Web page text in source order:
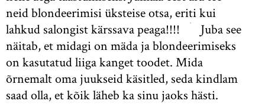
neid blondeerimisi üksteise otsa, eriti kui
lahkud salongist kärssava peaga!!!!
Juba see
näitab, et midagi on mäda ja blondeerimiseks
on kasutatud liiga kanget toodet. Mida
õrnemalt oma juukseid käsitled, seda kindlam
saad olla, et kõik läheb ka sinu jaoks hästi.